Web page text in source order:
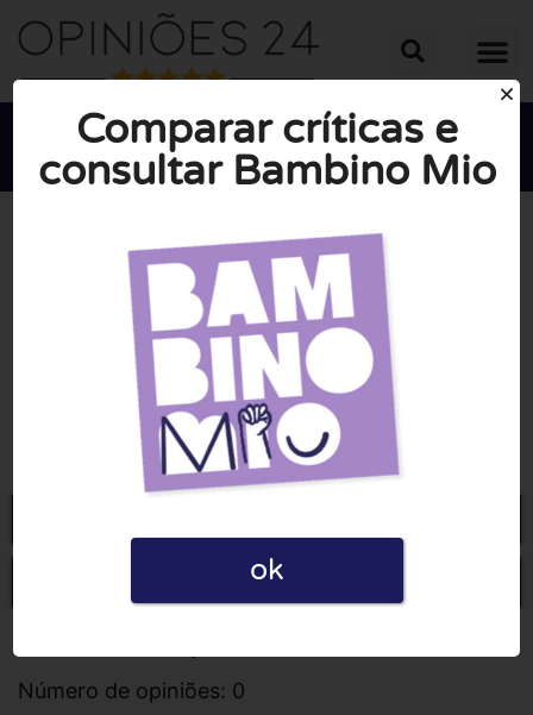

NOTA MÉDIA: 10/10
(0 Opiniões)
Escrever uma opinião
Número de opiniões: 0
Comparar críticas e
consultar Bambino Mio
ok